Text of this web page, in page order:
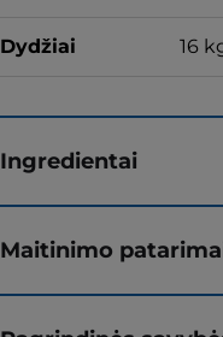
Dydžiai 16
Ingredientai
Maitinimo